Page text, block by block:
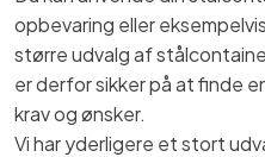
opbevaring eller
større udvalg af
er derfor sikker på at finde
krav og ønsker.
Vi har yderligere et stort